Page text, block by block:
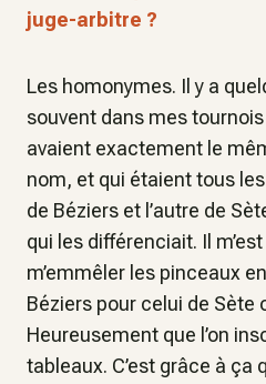
juge-arbitre ?
Les homonymes. Il y a
souvent dans mes
avaient exactement le
nom, et qui étaient tous les
de Béziers et l’autre de
qui les différenciait. Il
m’emmêler les pinceaux
Béziers pour celui de Sète
Heureusement que l’on
tableaux. C’est grâce à ça